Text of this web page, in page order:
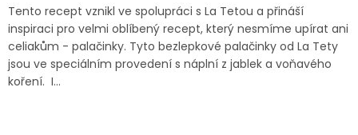
č
l
á
n
k
Tento recept vznikl ve spolupráci s La Tetou a přináší
inspiraci pro velmi oblíbený recept, který nesmíme upírat ani
celiakům - palačinky. Tyto bezlepkové palačinky od La Tety
jsou ve speciálním provedení s náplní z jablek a voňavého
koření. I...